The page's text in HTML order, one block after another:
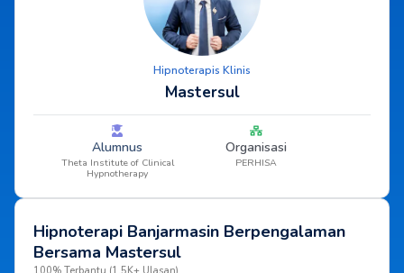
Hipnoterapis Klinis
Mastersul
Alumnus
Theta Institute of Clinical
Hypnotherapy
Organisasi
PERHISA
Hipnoterapi Banjarmasin Berpengalaman
Bersama Mastersul